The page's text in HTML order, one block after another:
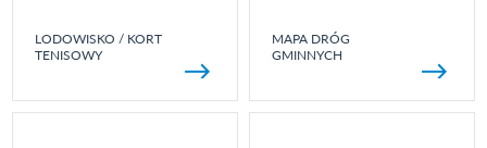
LODOWISKO / KORT
TENISOWY
MAPA DRÓG
GMINNYCH